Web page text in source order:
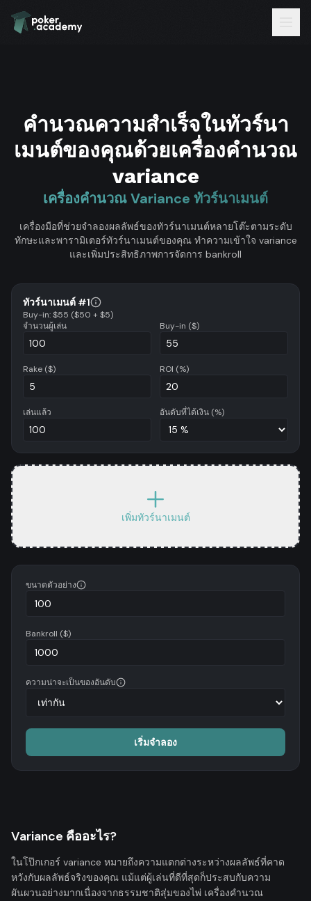
คำนวณความสำเร็จในทัวร์นา
เมนต์ของคุณด้วยเครื่องคำนวณ
variance
เครื่องคำนวณ Variance ทัวร์นาเมนต์
เครื่องมือที่ช่วยจำลองผลลัพธ์ของทัวร์นาเมนต์หลายโต๊ะตามระดับ
ทักษะและพารามิเตอร์ทัวร์นาเมนต์ของคุณ ทำความเข้าใจ variance
และเพิ่มประสิทธิภาพการจัดการ bankroll
ทัวร์นาเมนต์ #1
Buy-in: $55 ($50 + $5)
จำนวนผู้เล่น
Buy-in ($)
Rake ($) ROI (%)
เล่นแล้ว อันดับที่ได้เงิน (%)
เพิ่มทัวร์นาเมนต์
ขนาดตัวอย่าง
Bankroll ($)
ความน่าจะเป็นของอันดับ
เริ่มจำลอง
Variance คืออะไร?
ในโป๊กเกอร์ variance หมายถึงความแตกต่างระหว่างผลลัพธ์ที่คาด
หวังกับผลลัพธ์จริงของคุณ แม้แต่ผู้เล่นที่ดีที่สุดก็ประสบกับความ
ผันผวนอย่างมากเนื่องจากธรรมชาติสุ่มของไพ่ เครื่องคำนวณ